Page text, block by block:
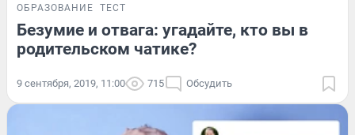
ОБРАЗОВАНИЕ ТЕСТ
Безумие и отвага: угадайте, кто вы в
родительском чатике?
9 сентября, 2019, 11:00 715 Обсудить